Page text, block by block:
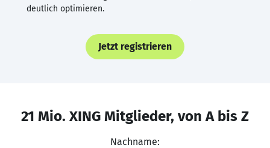
deutlich optimieren.
Jetzt registrieren
21 Mio. XING Mitglieder, von A bis Z
Nachname: